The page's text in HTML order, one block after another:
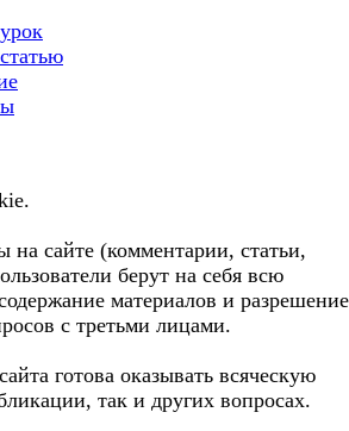
на сайте (комментарии, статьи,
берут на себя всю
материалов и разрешение
с третьми лицами.
готова оказывать всяческую
так и других вопросах.